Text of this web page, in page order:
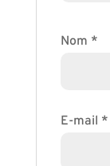
Nom *
E-mail *